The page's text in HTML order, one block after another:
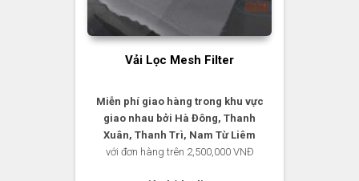
Vải Lọc Mesh Filter
Miễn phí giao hàng trong khu vực
giao nhau bởi Hà Đông, Thanh
Xuân, Thanh Trì, Nam Từ Liêm
với đơn hàng trên 2,500,000 VNĐ